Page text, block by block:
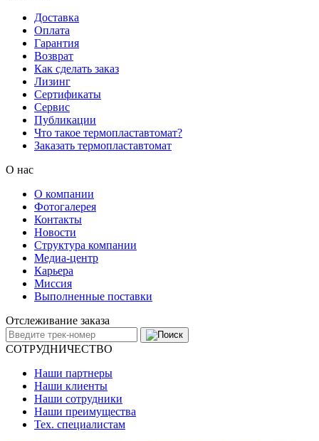
Доставка
Оплата
Гарантия
Возврат
Как сделать заказ
Лизинг
Сертификаты
Сервис
Публикации
Что такое термопластавтомат?
Заказать термопластавтомат
О нас
О компании
Фотогалерея
Контакты
Новости
Структура компании
Медиа-центр
Карьера
Миссия
Выполненные поставки
Отслеживание заказа
СОТРУДНИЧЕСТВО
Наши партнеры
Наши клиенты
Наши сотрудники
Наши преимущества
Тех. специалистам